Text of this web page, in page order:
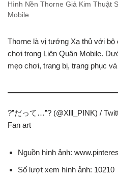
Hình Nền Thorne Giả Kim Thuật
Mobile
Thorne là vị tướng Xạ thủ với
chơi trong Liên Quân Mobile.
mẹo chơi, trang bị, trang phục
?”だって…”? (@Xlll_PINK) /
Fan art
Nguồn hình ảnh:
Số lượt xem hình ảnh: 10210